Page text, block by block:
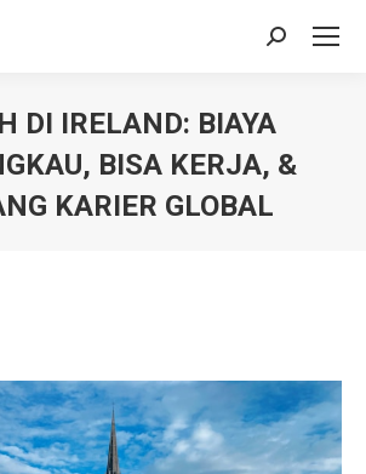
Search:
DI IRELAND: BIAYA
BISA KERJA, &
KARIER GLOBAL